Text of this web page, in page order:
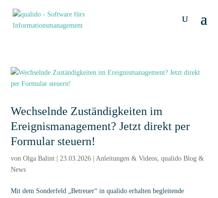
Wechselnde Zuständigkeiten im
Ereignismanagement? Jetzt direkt per
Formular steuern!
vonOlga Balint |23.03.2026 |Anleitungen & Videos,qualido Blog &
News
Mit dem Sonderfeld „Betreuer“ in qualido erhalten begleitende